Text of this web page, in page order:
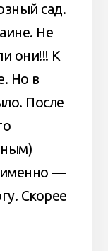
сад.
Не
они!!! К
Но в
После
именно —
Скорее